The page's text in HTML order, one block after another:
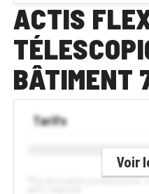
ACTIS
BÂTIMENT
Voir
Tarifs
*Prix de location professionnel,